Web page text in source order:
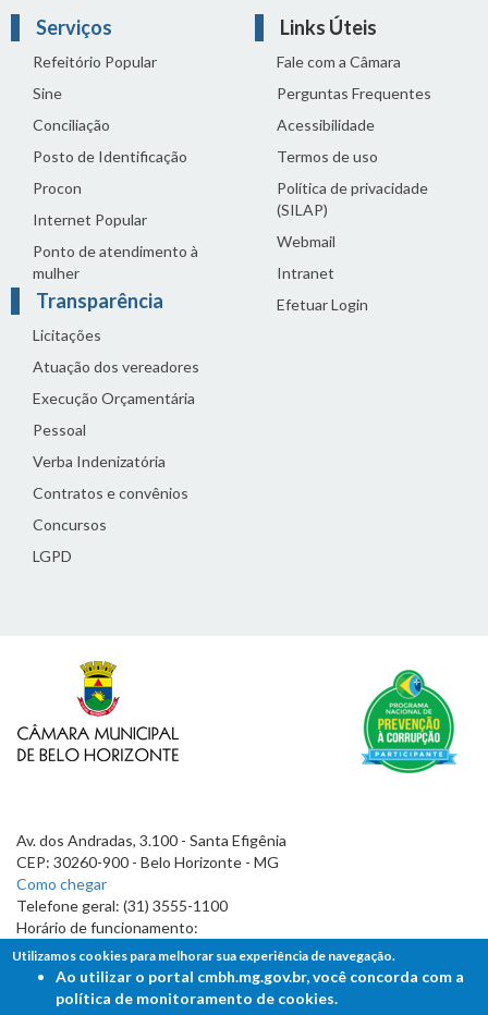
Serviços
Refeitório Popular
Sine
Conciliação
Posto de Identificação
Procon
Internet Popular
Ponto de atendimento à
mulher
Transparência
Licitações
Atuação dos vereadores
Execução Orçamentária
Pessoal
Verba Indenizatória
Contratos e convênios
Concursos
LGPD
Links Úteis
Fale com a Câmara
Perguntas Frequentes
Acessibilidade
Termos de uso
Política de privacidade
(SILAP)
Webmail
Intranet
Efetuar Login
Av. dos Andradas, 3.100 - Santa Efigênia
CEP: 30260-900 - Belo Horizonte - MG
Como chegar
Telefone geral: (31) 3555-1100
Horário de funcionamento:
7h às 19h
Utilizamos cookies para melhorar sua experiência de navegação.
Ao utilizar o portal cmbh.mg.gov.br, você concorda com a
política de monitoramento de cookies.